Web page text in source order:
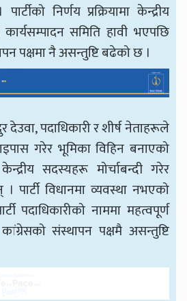
निर्णय प्रक्रियामा केन्द्रीय
कार्यसम्पादन समिति हावी भएपछि
पक्षमा नै असन्तुष्टि बढेको छ ।
देउवा, पदाधिकारी र शीर्ष नेताहरूले
गरेर भूमिका विहिन बनाएको
सदस्यहरू मोर्चाबन्दी गरेर
। पार्टी विधानमा व्यवस्था नभएको
पदाधिकारीको नाममा महत्वपूर्ण
संस्थापन पक्षमै असन्तुष्टि